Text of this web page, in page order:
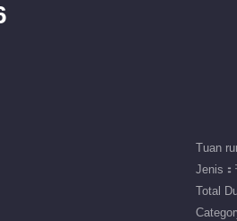
Tuan
Jenis
Total